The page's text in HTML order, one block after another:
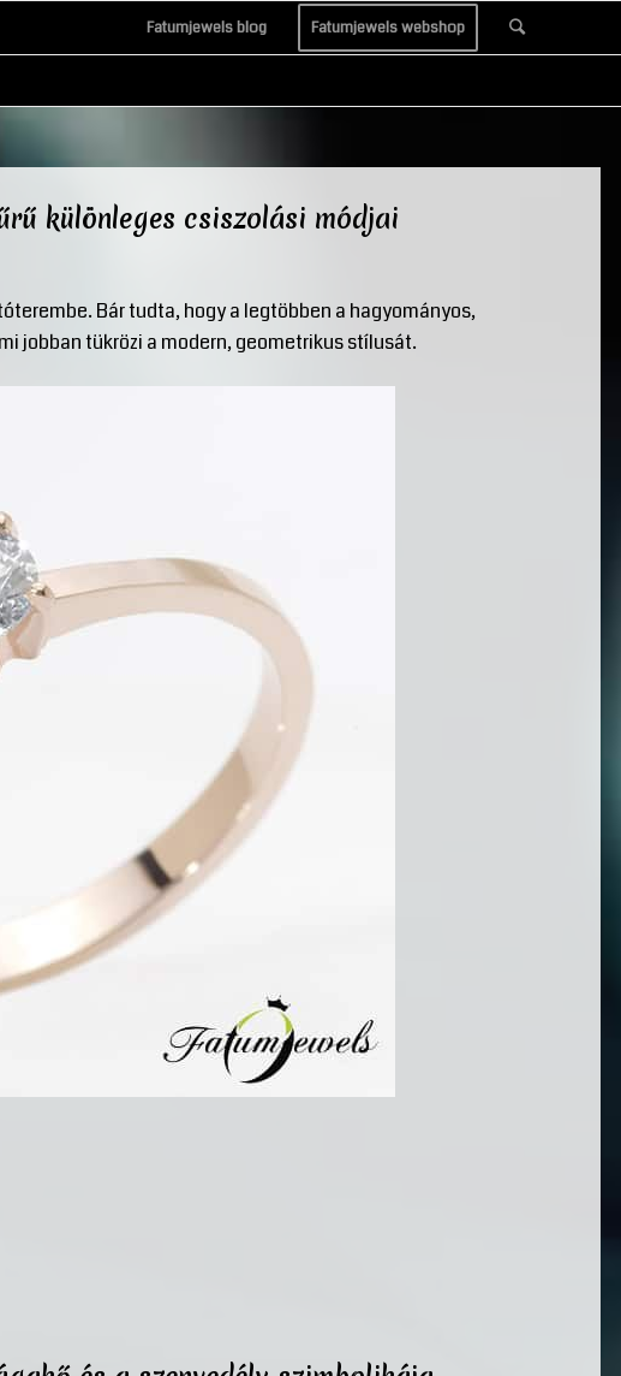
Fatumjewels blog Fatumjewels webshop
különleges csiszolási módjai
Bár tudta, hogy a legtöbben a hagyományos,
jobban tükrözi a modern, geometrikus stílusát.